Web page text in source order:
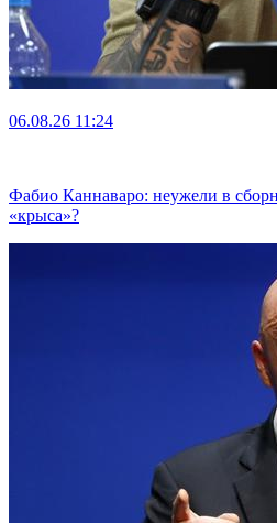
06.08.26 11:24
Фабио Каннаваро: неужели в
«крыса»?